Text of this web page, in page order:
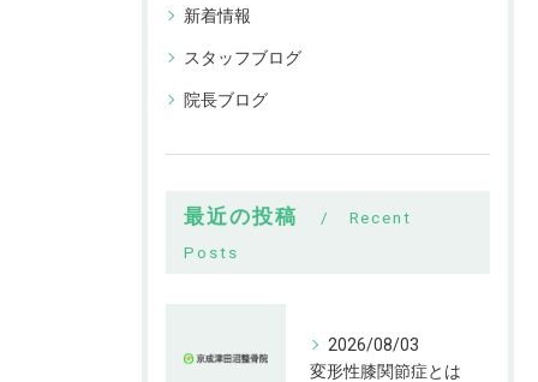
新着情報
スタッフブログ
院長ブログ
最近の投稿
Recent
Posts
2026/08/03
変形性膝関節症とは